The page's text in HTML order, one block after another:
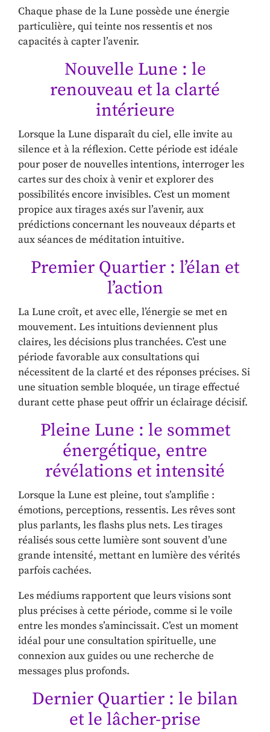
Chaque phase de la Lune possède une énergie
particulière, qui teinte nos ressentis et nos
capacités à capter l’avenir.
Nouvelle Lune : le
renouveau et la clarté
intérieure
Lorsque la Lune disparaît du ciel, elle invite au
silence et à la réflexion. Cette période est idéale
pour poser de nouvelles intentions, interroger les
cartes sur des choix à venir et explorer des
possibilités encore invisibles. C’est un moment
propice aux tirages axés sur l’avenir, aux
prédictions concernant les nouveaux départs et
aux séances de méditation intuitive.
Premier Quartier : l’élan et
l’action
La Lune croît, et avec elle, l’énergie se met en
mouvement. Les intuitions deviennent plus
claires, les décisions plus tranchées. C’est une
période favorable aux consultations qui
nécessitent de la clarté et des réponses précises. Si
une situation semble bloquée, un tirage effectué
durant cette phase peut offrir un éclairage décisif.
Pleine Lune : le sommet
énergétique, entre
révélations et intensité
Lorsque la Lune est pleine, tout s’amplifie :
émotions, perceptions, ressentis. Les rêves sont
plus parlants, les flashs plus nets. Les tirages
réalisés sous cette lumière sont souvent d’une
grande intensité, mettant en lumière des vérités
parfois cachées.
Les médiums rapportent que leurs visions sont
plus précises à cette période, comme si le voile
entre les mondes s’amincissait. C’est un moment
idéal pour une consultation spirituelle, une
connexion aux guides ou une recherche de
messages plus profonds.
Dernier Quartier : le bilan
et le lâcher-prise